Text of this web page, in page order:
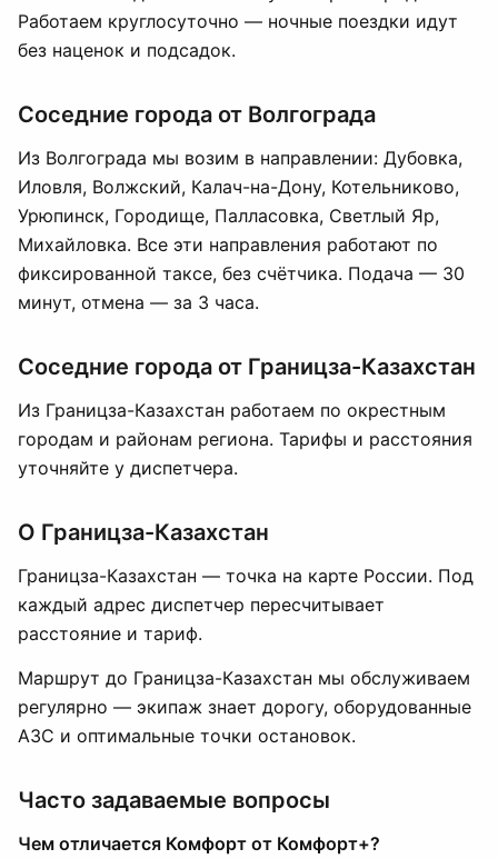
Работаем круглосуточно — ночные поездки идут
без наценок и подсадок.
Соседние города от Волгограда
Из Волгограда мы возим в направлении: Дубовка,
Иловля, Волжский, Калач-на-Дону, Котельниково,
Урюпинск, Городище, Палласовка, Светлый Яр,
Михайловка. Все эти направления работают по
фиксированной таксе, без счётчика. Подача — 30
минут, отмена — за 3 часа.
Соседние города от Границза-Казахстан
Из Границза-Казахстан работаем по окрестным
городам и районам региона. Тарифы и расстояния
уточняйте у диспетчера.
О Границза-Казахстан
Границза-Казахстан — точка на карте России. Под
каждый адрес диспетчер пересчитывает
расстояние и тариф.
Маршрут до Границза-Казахстан мы обслуживаем
регулярно — экипаж знает дорогу, оборудованные
АЗС и оптимальные точки остановок.
Часто задаваемые вопросы
Чем отличается Комфорт от Комфорт+?